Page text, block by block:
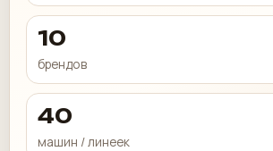
10
брендов
40
машин / линеек